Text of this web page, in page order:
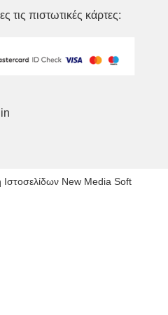
τις πιστωτικές κάρτες:
Ιστοσελίδων New Media Soft